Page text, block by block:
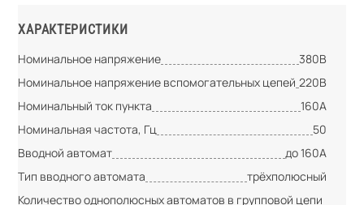
ХАРАКТЕРИСТИКИ
Номинальное напряжение
380В
Номинальное напряжение вспомогательных цепей 220В
Номинальный ток пункта
160А
Номинальная частота, Гц
50
Вводной автомат
до 160А
Тип вводного автомата
трёхполюсный
Количество однополюсных автоматов в групповой цепи